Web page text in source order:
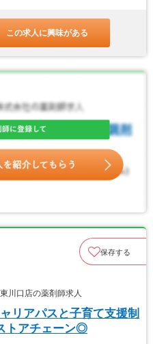
この求人に興味がある
保存する
川口店の薬剤師求人
リアパスと子育て支援制
トアチェーン◎